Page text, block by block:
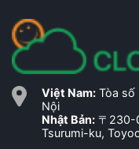
Việt Nam: Tòa số
Nội
Nhật Bản: 〒230-
Tsurumi-ku,